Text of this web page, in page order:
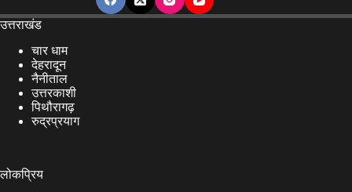
उत्तराखंड
चार धाम
देहरादून
नैनीताल
उत्तरकाशी
पिथौरागढ़
रुद्रप्रयाग
लोकप्रिय